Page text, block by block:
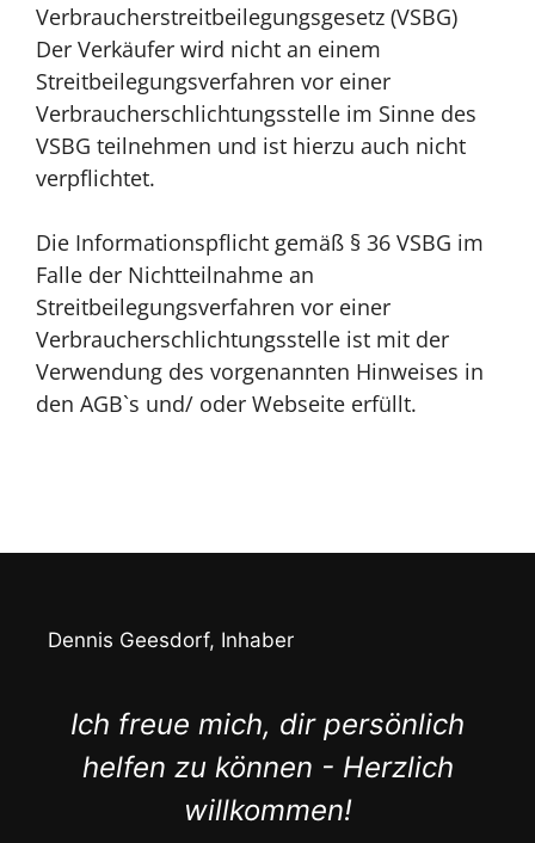
Verbraucherstreitbeilegungsgesetz (VSBG)
Der Verkäufer wird nicht an einem
Streitbeilegungsverfahren vor einer
Verbraucherschlichtungsstelle im Sinne des
VSBG teilnehmen und ist hierzu auch nicht
verpflichtet.
Die Informationspflicht gemäß § 36 VSBG im
Falle der Nichtteilnahme an
Streitbeilegungsverfahren vor einer
Verbraucherschlichtungsstelle ist mit der
Verwendung des vorgenannten Hinweises in
den AGB`s und/ oder Webseite erfüllt.
Dennis Geesdorf, Inhaber
Ich freue mich, dir persönlich
helfen zu können - Herzlich
willkommen!